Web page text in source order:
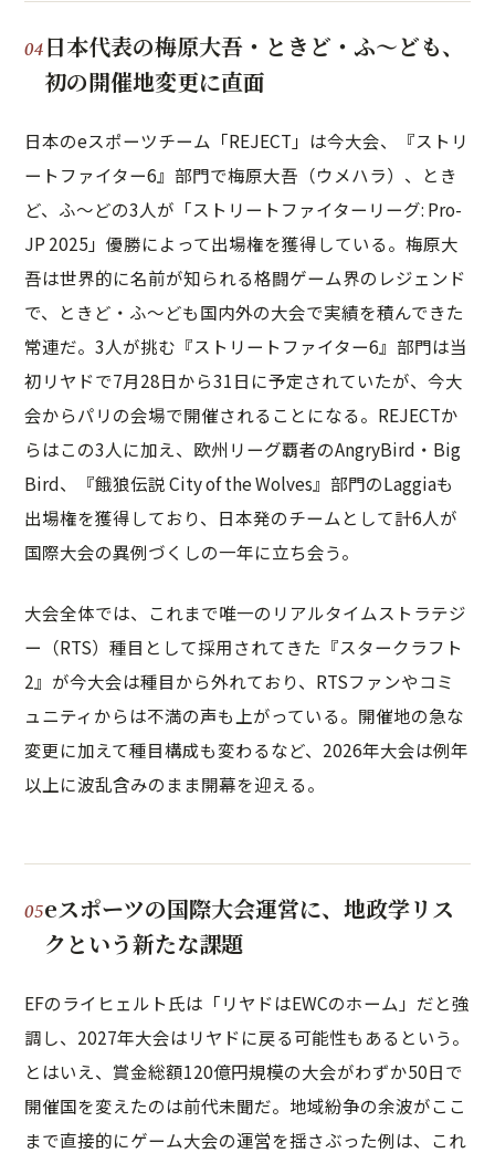
日本代表の梅原大吾・ときど・ふ〜ども、
初の開催地変更に直面
日本のeスポーツチーム「REJECT」は今大会、『ストリ
ートファイター6』部門で梅原大吾（ウメハラ）、とき
ど、ふ〜どの3人が「ストリートファイターリーグ: Pro-
JP 2025」優勝によって出場権を獲得している。梅原大
吾は世界的に名前が知られる格闘ゲーム界のレジェンド
で、ときど・ふ〜ども国内外の大会で実績を積んできた
常連だ。3人が挑む『ストリートファイター6』部門は当
初リヤドで7月28日から31日に予定されていたが、今大
会からパリの会場で開催されることになる。REJECTか
らはこの3人に加え、欧州リーグ覇者のAngryBird・Big
Bird、『餓狼伝説 City of the Wolves』部門のLaggiaも
出場権を獲得しており、日本発のチームとして計6人が
国際大会の異例づくしの一年に立ち会う。
大会全体では、これまで唯一のリアルタイムストラテジ
ー（RTS）種目として採用されてきた『スタークラフト
2』が今大会は種目から外れており、RTSファンやコミ
ュニティからは不満の声も上がっている。開催地の急な
変更に加えて種目構成も変わるなど、2026年大会は例年
以上に波乱含みのまま開幕を迎える。
eスポーツの国際大会運営に、地政学リス
クという新たな課題
EFのライヒェルト氏は「リヤドはEWCのホーム」だと強
調し、2027年大会はリヤドに戻る可能性もあるという。
とはいえ、賞金総額120億円規模の大会がわずか50日で
開催国を変えたのは前代未聞だ。地域紛争の余波がここ
まで直接的にゲーム大会の運営を揺さぶった例は、これ